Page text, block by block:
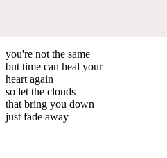
you're not the same
but time can heal your
heart again
so let the clouds
that bring you down
just fade away